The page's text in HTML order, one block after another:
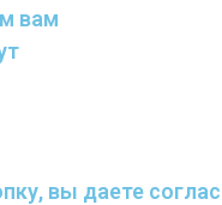
вам
вы даете